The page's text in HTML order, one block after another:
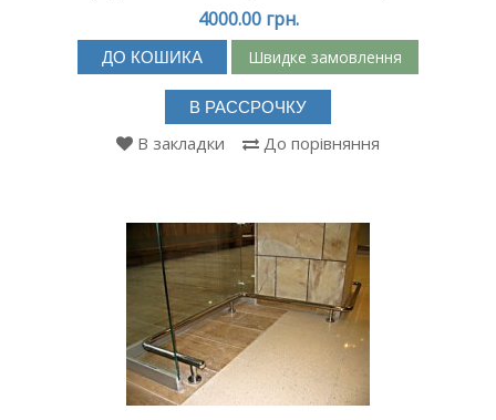
4000.00 грн.
ДО КОШИКА Швидке замовлення
В РАССРОЧКУ
В закладки До порівняння